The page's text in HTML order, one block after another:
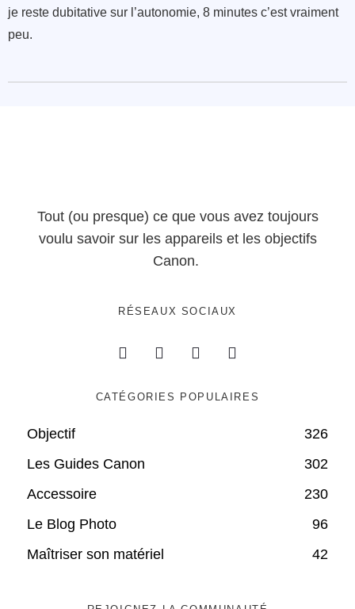
je reste dubitative sur l’autonomie, 8 minutes c’est vraiment
peu.
Tout (ou presque) ce que vous avez toujours
voulu savoir sur les appareils et les objectifs
Canon.
RÉSEAUX SOCIAUX
CATÉGORIES POPULAIRES
Objectif
326
Les Guides Canon
302
Accessoire
230
Le Blog Photo
96
Maîtriser son matériel
42